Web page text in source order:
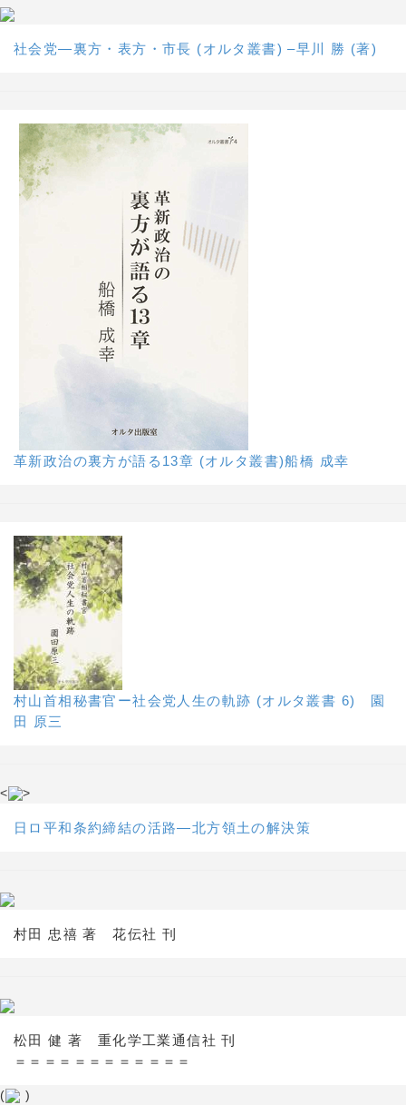
社会党―裏方・表方・市長 (オルタ叢書) –早川 勝 (著)
革新政治の裏方が語る13章 (オルタ叢書)船橋 成幸
村山首相秘書官ー社会党人生の軌跡 (オルタ叢書 6) 園
田 原三
< >
日ロ平和条約締結の活路―北方領土の解決策
村田 忠禧 著 花伝社 刊
松田 健 著 重化学工業通信社 刊
＝＝＝＝＝＝＝＝＝＝＝＝
( )